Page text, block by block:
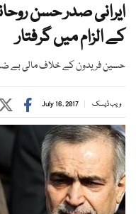
ایرانی صدر حسن
کے الزام میں گرفتار
حسین فریدون کے خلاف مالی بے
ویب ڈیسک July 16, 2017